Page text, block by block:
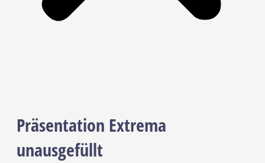
Präsentation Extrema
unausgefüllt